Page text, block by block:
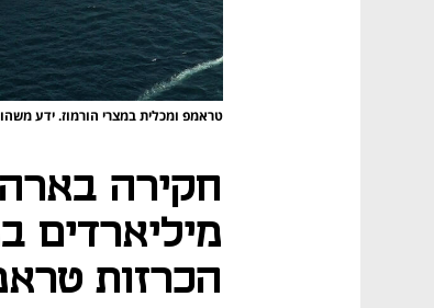
טראמפ ומכלית במצרי הורמוז. ידע
חקירה
מיליארדים
הכרזות